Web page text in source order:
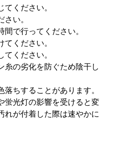
てください。
さい。
間で行ってください。
てください。
てください。
糸の劣化を防ぐため陰干し
落ちすることがあります。
蛍光灯の影響を受けると変
れが付着した際は速やかに